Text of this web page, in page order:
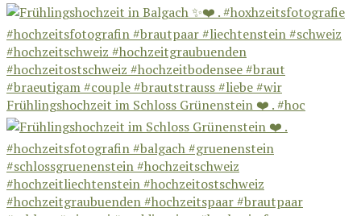
Frühlingshochzeit im Schloss Grünenstein ❤️ . #hoc